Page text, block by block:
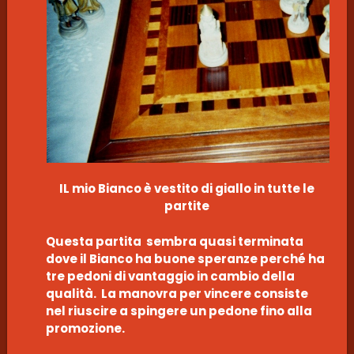
IL mio Bianco è vestito di giallo in tutte le
partite
Questa partita sembra quasi terminata
dove il Bianco ha buone speranze perché ha
tre pedoni di vantaggio in cambio della
qualità. La manovra per vincere consiste
nel riuscire a spingere un pedone fino alla
promozione.